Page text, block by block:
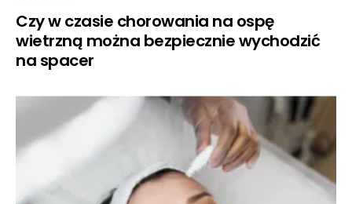
Czy w czasie chorowania na ospę
wietrzną można bezpiecznie wychodzić
na spacer